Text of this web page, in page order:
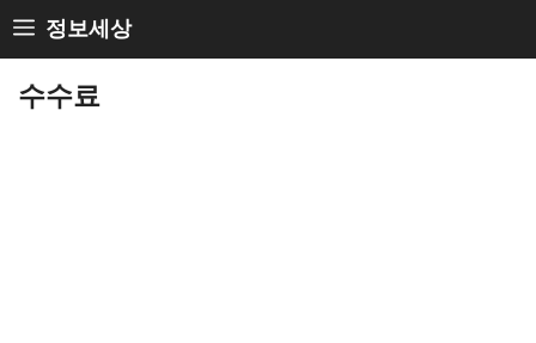
Skip
to
content
정보세상
수수료